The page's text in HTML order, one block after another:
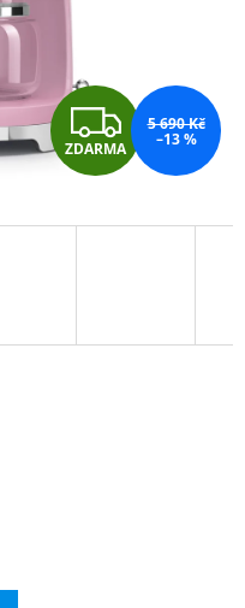
Z
D
A
ZDARMA
5 690 Kč
–13 %